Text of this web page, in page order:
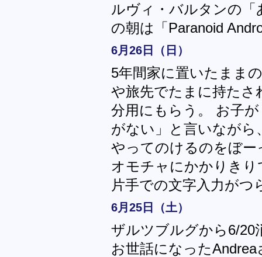
ルヴィ・バルタンの
の朝は「Paranoid
6月26日（日）
5年間家に置いたまま
や旅先でたまに持たさ
分用にもらう。 お子
がない」と言いながら
やってのけるのをぼー
オモチャにかかりき
片手での文字入力がつ
6月25日（土）
ザルツブルグから6/20
お世話になった